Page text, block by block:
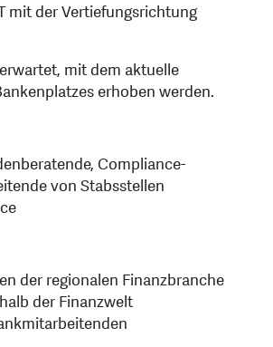
mit der Vertiefungsrichtung
mit dem aktuelle
erhoben werden.
Compliance-
von Stabsstellen
der regionalen Finanzbranche
der Finanzwelt